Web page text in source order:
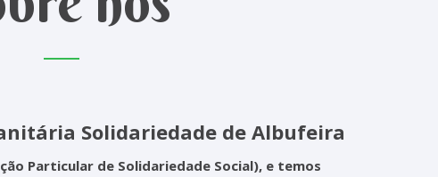
Solidariedade de Albufeira
Particular de Solidariedade Social), e temos